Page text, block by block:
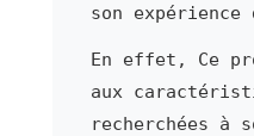
son expérience
En effet, Ce
aux
recherchées à